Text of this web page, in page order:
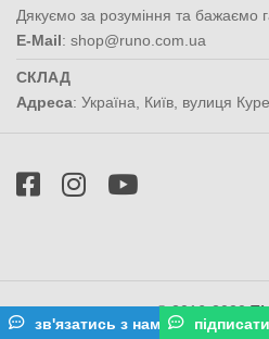
Дякуємо за розуміння та бажаємо
E-Mail: shop@runo.com.ua
СКЛАД
Адреса: Україна Київ вулиця
© 2016-2020
зв'язатись з нами